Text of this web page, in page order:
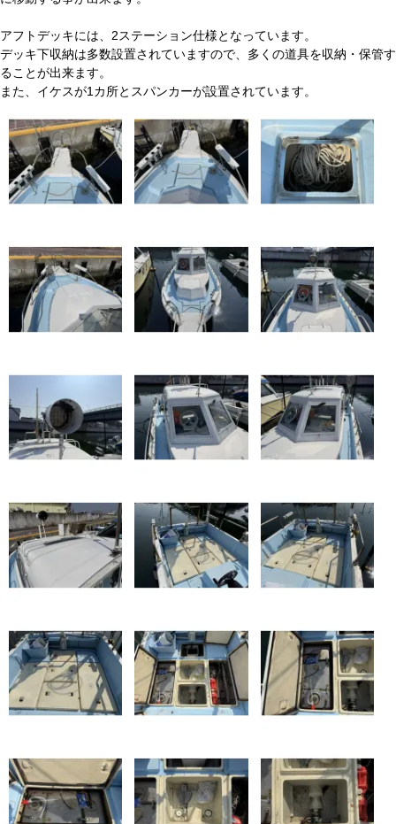
アフトデッキには、2ステーション仕様となっています。
デッキ下収納は多数設置されていますので、多くの道具を収納・保管す
ることが出来ます。
また、イケスが1カ所とスパンカーが設置されています。